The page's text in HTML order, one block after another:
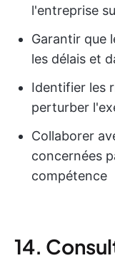
l'entreprise
Garantir que
les délais et
Identifier les
perturber
Collaborer
concernées
compétence
14.